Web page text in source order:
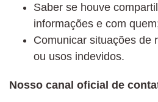
Saber se houve
informações e com
Comunicar situações de
ou usos indevidos.
Nosso canal oficial de